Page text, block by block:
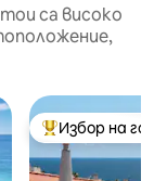
са високо
Най-популярен
Избор на